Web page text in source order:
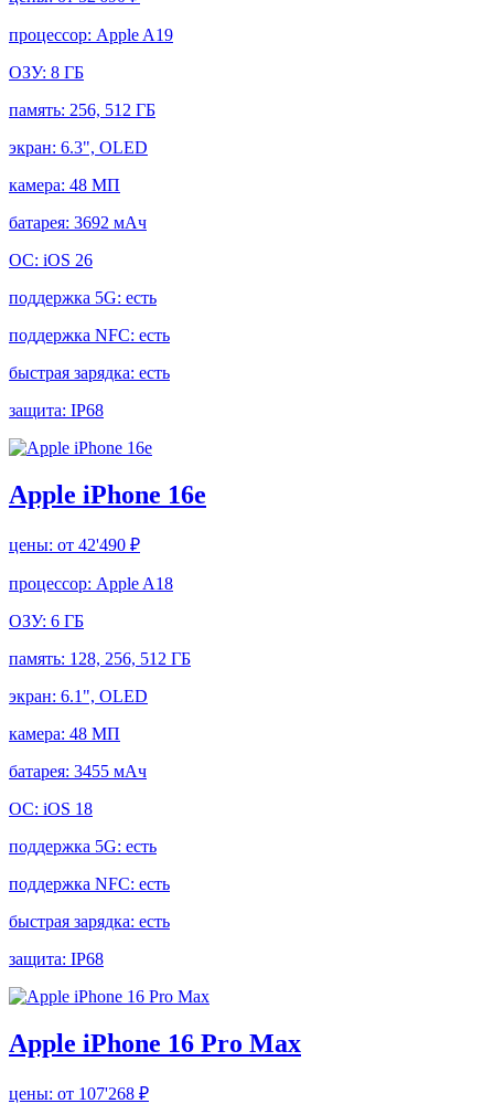
процессор: Apple A19
ОЗУ: 8 ГБ
память: 256, 512 ГБ
экран: 6.3", OLED
камера: 48 МП
батарея: 3692 мАч
ОС: iOS 26
поддержка 5G: есть
поддержка NFC: есть
быстрая зарядка: есть
защита: IP68
Apple iPhone 16e
цены: от 42'490 ₽
процессор: Apple A18
ОЗУ: 6 ГБ
память: 128, 256, 512 ГБ
экран: 6.1", OLED
камера: 48 МП
батарея: 3455 мАч
ОС: iOS 18
поддержка 5G: есть
поддержка NFC: есть
быстрая зарядка: есть
защита: IP68
Apple iPhone 16 Pro Max
цены: от 107'268 ₽